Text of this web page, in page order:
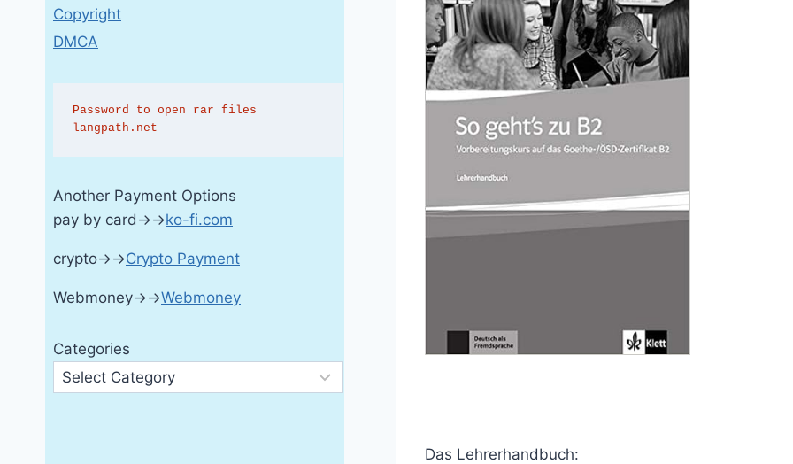
Das Lehrerhandbuch:
Copyright
DMCA
Password to open rar files
langpath.net
Another Payment Options
pay by card→→ko-fi.com
crypto→→Crypto Payment
Webmoney→→Webmoney
Categories